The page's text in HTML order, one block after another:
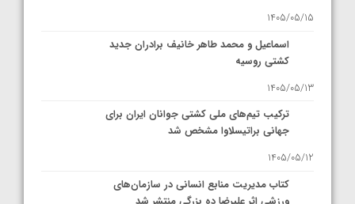
1405/05/15
اسماعیل و محمد طاهر خانیف برادران جدید
کشتی روسیه
1405/05/13
ترکیب تیم‌های ملی کشتی جوانان ایران برای
جهانی براتیسلاوا مشخص شد
1405/05/12
کتاب مدیریت منابع انسانی در سازمان‌های